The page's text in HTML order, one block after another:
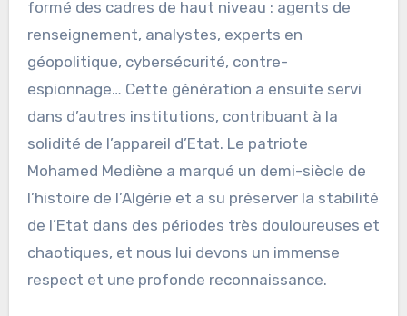
formé des cadres de haut niveau : agents de
renseignement, analystes, experts en
géopolitique, cybersécurité, contre-
espionnage… Cette génération a ensuite servi
dans d’autres institutions, contribuant à la
solidité de l’appareil d’Etat. Le patriote
Mohamed Mediène a marqué un demi-siècle de
l’histoire de l’Algérie et a su préserver la stabilité
de l’Etat dans des périodes très douloureuses et
chaotiques, et nous lui devons un immense
respect et une profonde reconnaissance.